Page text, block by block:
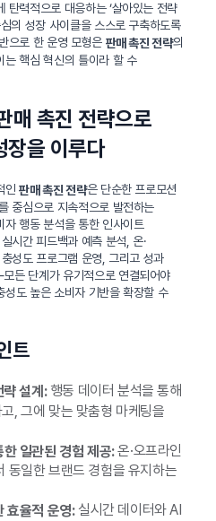
탄력적으로 대응하는 ‘살아있는 전략
의 성장 사이클을 스스로 구축하도록
으로 한 운영 모형은 판매 촉진 전략의
는 핵심 혁신의 틀이라 할 수
매 촉진 전략으로
장을 이루다
인판매 촉진 전략은 단순한 프로모션
중심으로 지속적으로 발전하는
자 행동 분석을 통한 인사이트
시간 피드백과 예측 분석, 온·
성도 프로그램 운영, 그리고 성과
든 단계가 유기적으로 연결되어야
도 높은 소비자 기반을 확장할 수
트
략 설계:행동 데이터 분석을 통해
, 그에 맞는 맞춤형 마케팅을
일관된 경험 제공:온·오프라인
동일한 브랜드 경험을 유지하는
효율적 운영:실시간 데이터와 AI